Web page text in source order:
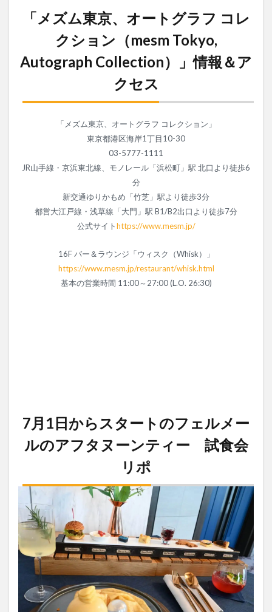
「メズム東京、オートグラフ コレ
クション（mesm Tokyo,
Autograph Collection）」情報＆ア
クセス
「メズム東京、オートグラフ コレクション」
東京都港区海岸1丁目10-30
03-5777-1111
JR山手線・京浜東北線、モノレール「浜松町」駅 北口より徒歩6
分
新交通ゆりかもめ「竹芝」駅より徒歩3分
都営大江戸線・浅草線「大門」駅 B1/B2出口より徒歩7分
公式サイトhttps://www.mesm.jp/
16F バー＆ラウンジ「ウィスク（Whisk）」
https://www.mesm.jp/restaurant/whisk.html
基本の営業時間 11:00～27:00 (L.O. 26:30)
7月1日からスタートのフェルメー
ルのアフタヌーンティー 試食会
リポ